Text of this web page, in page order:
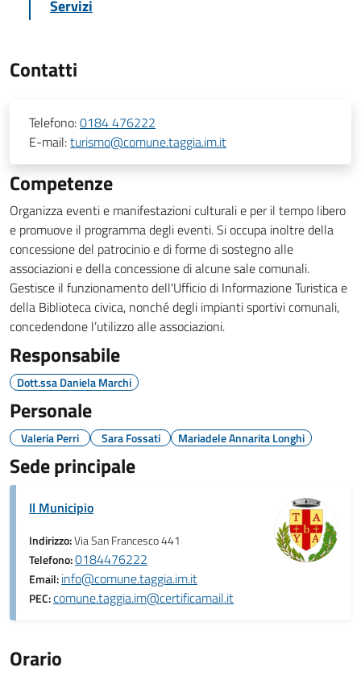
Servizi
Contatti
Telefono:0184 476222
E-mail:turismo@comune.taggia.im.it
Competenze
Organizza eventi e manifestazioni culturali e per il tempo libero
e promuove il programma degli eventi. Si occupa inoltre della
concessione del patrocinio e di forme di sostegno alle
associazioni e della concessione di alcune sale comunali.
Gestisce il funzionamento dell'Ufficio di Informazione Turistica e
della Biblioteca civica, nonché degli impianti sportivi comunali,
concedendone l’utilizzo alle associazioni.
Responsabile
Dott.ssa Daniela Marchi
Personale
Valeria Perri Sara Fossati Mariadele Annarita Longhi
Sede principale
Il Municipio
Indirizzo:Via San Francesco 441
Telefono:0184476222
Email:info@comune.taggia.im.it
PEC:comune.taggia.im@certificamail.it
Orario